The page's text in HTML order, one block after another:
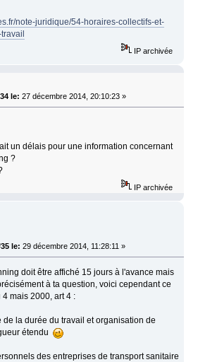
note-juridique/54-horaires-collectifs-et-
IP archivée
le: 27 décembre 2014, 20:10:23 »
un délais pour une information concernant
?
IP archivée
le: 29 décembre 2014, 11:28:11 »
doit être affiché 15 jours à l'avance mais
à ta question, voici cependant ce
mais 2000, art 4 :
la durée du travail et organisation de
étendu
des entreprises de transport sanitaire